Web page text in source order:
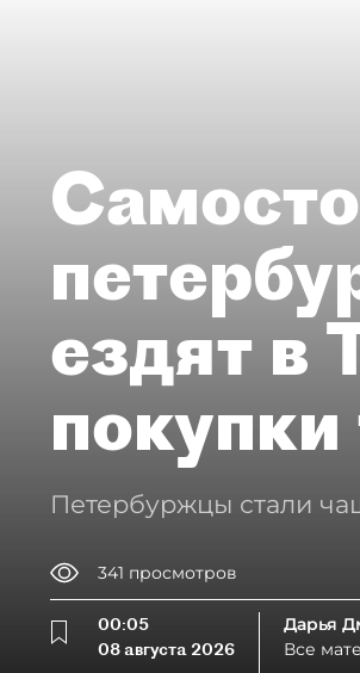
ездят в
покупки
Петербуржцы стали
341 просмотров
00:05
08 августа 2026
Дарья
Все